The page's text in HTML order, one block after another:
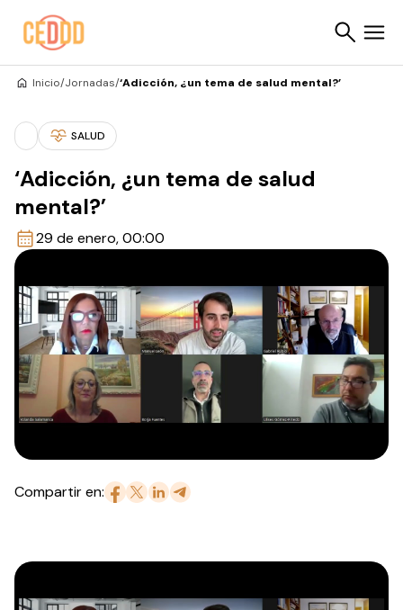
Inicio/Jornadas/‘Adicción, ¿un tema de salud mental?’
SALUD
‘Adicción, ¿un tema de salud
mental?’
29 de enero, 00:00
Compartir en: